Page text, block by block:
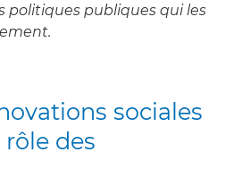
politiques publiques qui les
sociales
des